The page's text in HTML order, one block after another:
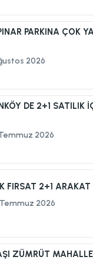
PARKINA ÇOK
2026
DE 2+1 SATILIK
2026
FIRSAT 2+1 ARAKAT
2026
ZÜMRÜT